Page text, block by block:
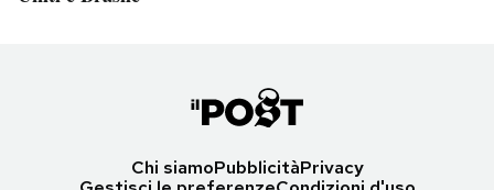
Chi siamoPubblicitàPrivacy